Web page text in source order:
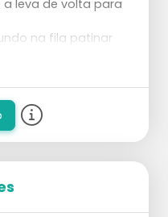
leva de volta para
na fila patinar